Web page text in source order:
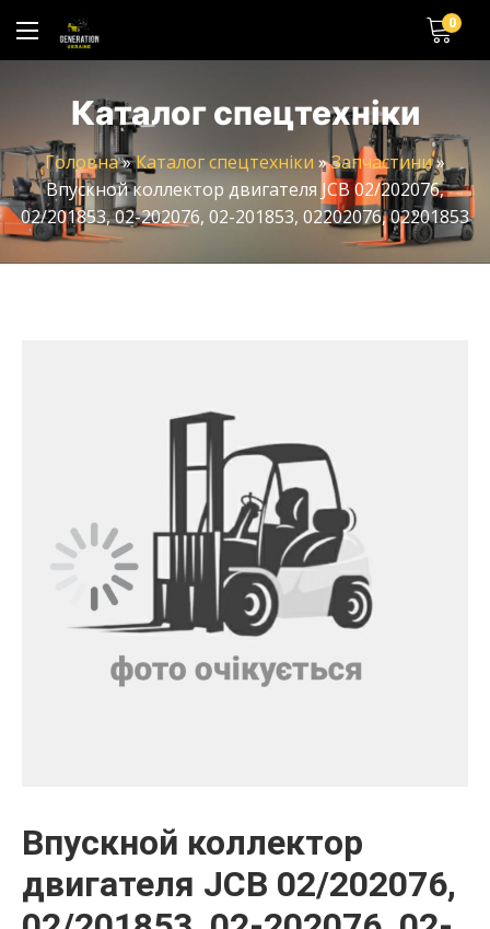
0
Каталог спецтехніки
Головна»Каталог спецтехніки »Запчастини»
Впускной коллектор двигателя JCB 02/202076,
02/201853, 02-202076, 02-201853, 02202076, 02201853
Впускной коллектор
двигателя JCB 02/202076,